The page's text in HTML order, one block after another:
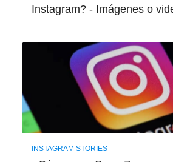
Instagram? - Imágenes o
INSTAGRAM STORIES